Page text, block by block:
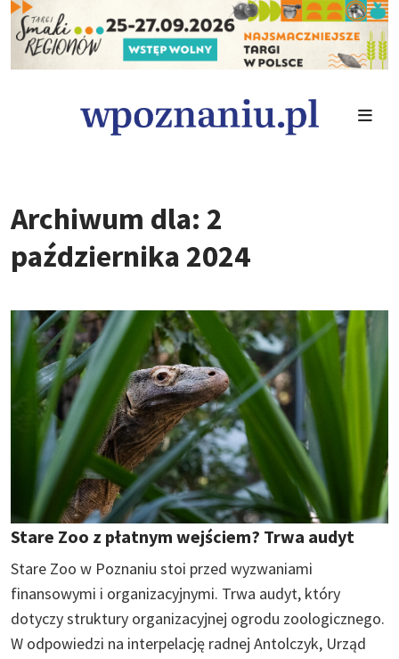
Archiwum dla: 2
października 2024
Stare Zoo z płatnym wejściem? Trwa audyt
Stare Zoo w Poznaniu stoi przed wyzwaniami
finansowymi i organizacyjnymi. Trwa audyt, który
dotyczy struktury organizacyjnej ogrodu zoologicznego.
W odpowiedzi na interpelację radnej Antolczyk, Urząd